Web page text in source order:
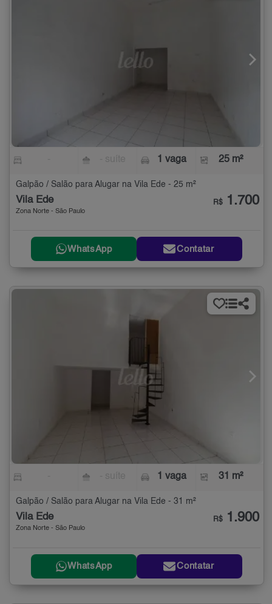
1 vaga 25 m²
Galpão / Salão para Alugar na Vila Ede - 25 m²
Vila Ede
Zona Norte - São Paulo
R$ 1.700
WhatsApp Contatar
1 vaga 31 m²
Galpão / Salão para Alugar na Vila Ede - 31 m²
Vila Ede
Zona Norte - São Paulo
R$ 1.900
WhatsApp Contatar